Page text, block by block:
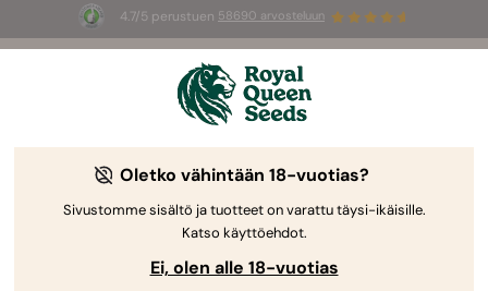
4.7/5 perustuen 58690 arvosteluun
3 White Widow Auto mag
Kush-siemenet
Hindukuš-vuoristosta peräisin olevat Kush-
siemenet ilmentävät täydellisesti indica-tyypillisiä
lajikkeita ja toimivat merkittävät kannabisperheen
Oletko vähintään 18-vuotias?
Sivustomme sisältö ja tuotteet on varattu täysi-ikäisille.
Katso käyttöehdot.
Ei, olen alle 18-vuotias